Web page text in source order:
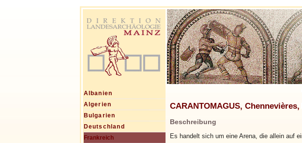
Albanien
Algerien
Bulgarien
Deutschland
Frankreich
CARANTOMAGUS,
Beschreibung
Es handelt sich um eine Arena, die allein auf